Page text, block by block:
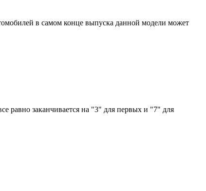
в самом конце выпуска данной модели может
равно заканчивается на "3" для первых и "7" для